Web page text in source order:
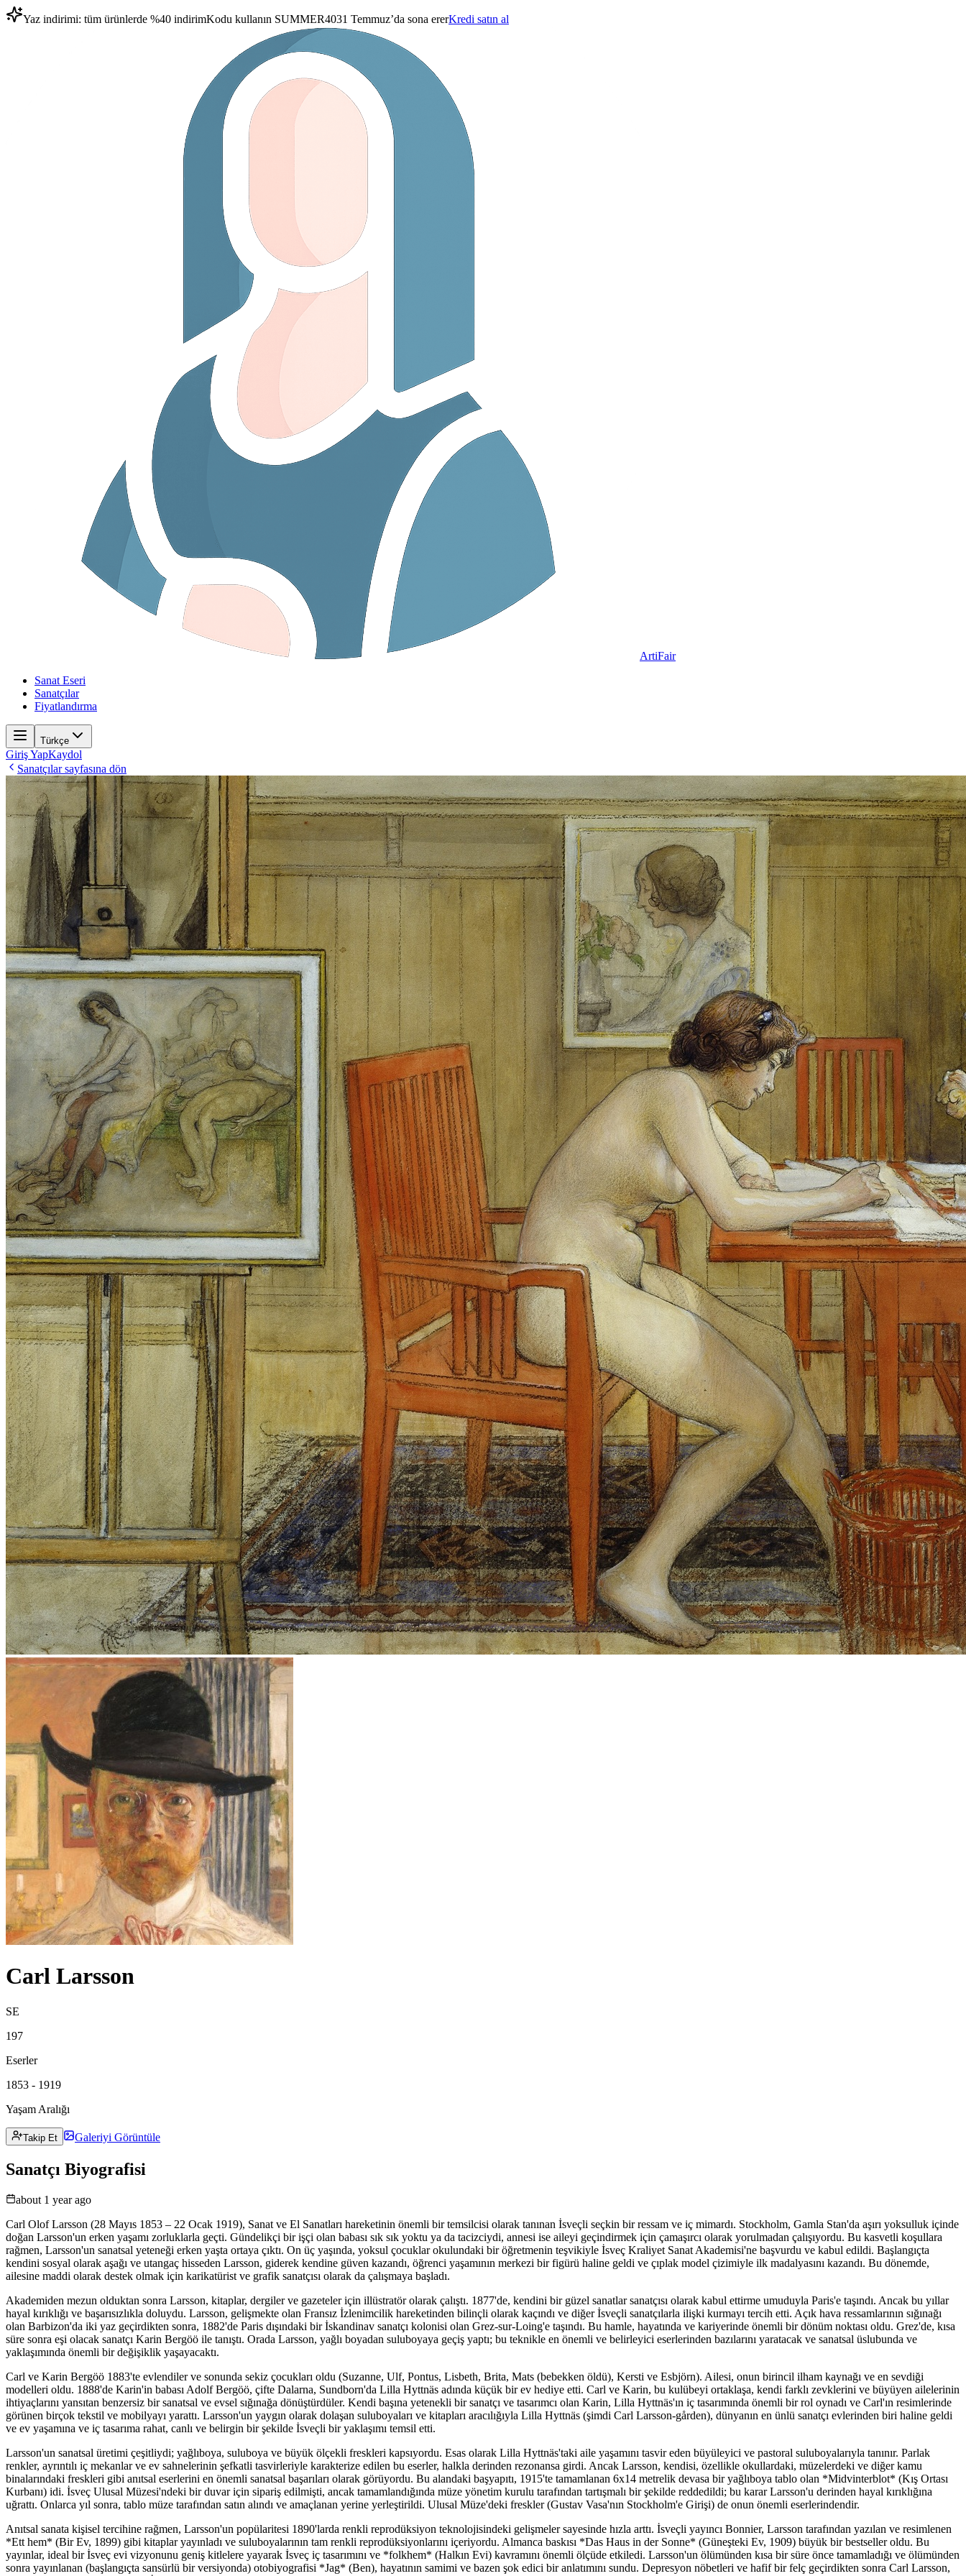
Yaz indirimi: tüm ürünlerde %40 indirimKodu kullanın SUMMER4031 Temmuz’da sona ererKredi satın al
ArtiFair
Sanat Eseri
Sanatçılar
Fiyatlandırma
Türkçe
Giriş YapKaydol
Sanatçılar sayfasına dön
Carl Larsson
SE
197
Eserler
1853 - 1919
Yaşam Aralığı
Takip Et Galeriyi Görüntüle
Sanatçı Biyografisi
about 1 year ago
Carl Olof Larsson (28 Mayıs 1853 – 22 Ocak 1919), Sanat ve El Sanatları hareketinin önemli bir temsilcisi olarak tanınan İsveçli seçkin bir ressam ve iç mimardı. Stockholm, Gamla Stan'da aşırı yoksulluk içinde
doğan Larsson'un erken yaşamı zorluklarla geçti. Gündelikçi bir işçi olan babası sık sık yoktu ya da tacizciydi, annesi ise aileyi geçindirmek için çamaşırcı olarak yorulmadan çalışıyordu. Bu kasvetli koşullara
rağmen, Larsson'un sanatsal yeteneği erken yaşta ortaya çıktı. On üç yaşında, yoksul çocuklar okulundaki bir öğretmenin teşvikiyle İsveç Kraliyet Sanat Akademisi'ne başvurdu ve kabul edildi. Başlangıçta
kendini sosyal olarak aşağı ve utangaç hisseden Larsson, giderek kendine güven kazandı, öğrenci yaşamının merkezi bir figürü haline geldi ve çıplak model çizimiyle ilk madalyasını kazandı. Bu dönemde,
ailesine maddi olarak destek olmak için karikatürist ve grafik sanatçısı olarak da çalışmaya başladı.
Akademiden mezun olduktan sonra Larsson, kitaplar, dergiler ve gazeteler için illüstratör olarak çalıştı. 1877'de, kendini bir güzel sanatlar sanatçısı olarak kabul ettirme umuduyla Paris'e taşındı. Ancak bu yıllar
hayal kırıklığı ve başarısızlıkla doluydu. Larsson, gelişmekte olan Fransız İzlenimcilik hareketinden bilinçli olarak kaçındı ve diğer İsveçli sanatçılarla ilişki kurmayı tercih etti. Açık hava ressamlarının sığınağı
olan Barbizon'da iki yaz geçirdikten sonra, 1882'de Paris dışındaki bir İskandinav sanatçı kolonisi olan Grez-sur-Loing'e taşındı. Bu hamle, hayatında ve kariyerinde önemli bir dönüm noktası oldu. Grez'de, kısa
süre sonra eşi olacak sanatçı Karin Bergöö ile tanıştı. Orada Larsson, yağlı boyadan suluboyaya geçiş yaptı; bu teknikle en önemli ve belirleyici eserlerinden bazılarını yaratacak ve sanatsal üslubunda ve
yaklaşımında önemli bir değişiklik yaşayacaktı.
Carl ve Karin Bergöö 1883'te evlendiler ve sonunda sekiz çocukları oldu (Suzanne, Ulf, Pontus, Lisbeth, Brita, Mats (bebekken öldü), Kersti ve Esbjörn). Ailesi, onun birincil ilham kaynağı ve en sevdiği
modelleri oldu. 1888'de Karin'in babası Adolf Bergöö, çifte Dalarna, Sundborn'da Lilla Hyttnäs adında küçük bir ev hediye etti. Carl ve Karin, bu kulübeyi ortaklaşa, kendi farklı zevklerini ve büyüyen ailelerinin
ihtiyaçlarını yansıtan benzersiz bir sanatsal ve evsel sığınağa dönüştürdüler. Kendi başına yetenekli bir sanatçı ve tasarımcı olan Karin, Lilla Hyttnäs'ın iç tasarımında önemli bir rol oynadı ve Carl'ın resimlerinde
görünen birçok tekstil ve mobilyayı yarattı. Larsson'un yaygın olarak dolaşan suluboyaları ve kitapları aracılığıyla Lilla Hyttnäs (şimdi Carl Larsson-gården), dünyanın en ünlü sanatçı evlerinden biri haline geldi
ve ev yaşamına ve iç tasarıma rahat, canlı ve belirgin bir şekilde İsveçli bir yaklaşımı temsil etti.
Larsson'un sanatsal üretimi çeşitliydi; yağlıboya, suluboya ve büyük ölçekli freskleri kapsıyordu. Esas olarak Lilla Hyttnäs'taki aile yaşamını tasvir eden büyüleyici ve pastoral suluboyalarıyla tanınır. Parlak
renkler, ayrıntılı iç mekanlar ve ev sahnelerinin şefkatli tasvirleriyle karakterize edilen bu eserler, halkla derinden rezonansa girdi. Ancak Larsson, kendisi, özellikle okullardaki, müzelerdeki ve diğer kamu
binalarındaki freskleri gibi anıtsal eserlerini en önemli sanatsal başarıları olarak görüyordu. Bu alandaki başyapıtı, 1915'te tamamlanan 6x14 metrelik devasa bir yağlıboya tablo olan *Midvinterblot* (Kış Ortası
Kurbanı) idi. İsveç Ulusal Müzesi'ndeki bir duvar için sipariş edilmişti, ancak tamamlandığında müze yönetim kurulu tarafından tartışmalı bir şekilde reddedildi; bu karar Larsson'u derinden hayal kırıklığına
uğrattı. Onlarca yıl sonra, tablo müze tarafından satın alındı ve amaçlanan yerine yerleştirildi. Ulusal Müze'deki freskler (Gustav Vasa'nın Stockholm'e Girişi) de onun önemli eserlerindendir.
Anıtsal sanata kişisel tercihine rağmen, Larsson'un popülaritesi 1890'larda renkli reprodüksiyon teknolojisindeki gelişmeler sayesinde hızla arttı. İsveçli yayıncı Bonnier, Larsson tarafından yazılan ve resimlenen
*Ett hem* (Bir Ev, 1899) gibi kitaplar yayınladı ve suluboyalarının tam renkli reprodüksiyonlarını içeriyordu. Almanca baskısı *Das Haus in der Sonne* (Güneşteki Ev, 1909) büyük bir bestseller oldu. Bu
yayınlar, ideal bir İsveç evi vizyonunu geniş kitlelere yayarak İsveç iç tasarımını ve *folkhem* (Halkın Evi) kavramını önemli ölçüde etkiledi. Larsson'un ölümünden kısa bir süre önce tamamladığı ve ölümünden
sonra yayınlanan (başlangıçta sansürlü bir versiyonda) otobiyografisi *Jag* (Ben), hayatının samimi ve bazen şok edici bir anlatımını sundu. Depresyon nöbetleri ve hafif bir felç geçirdikten sonra Carl Larsson,